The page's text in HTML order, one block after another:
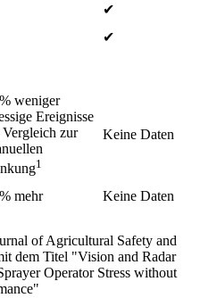
✔
✔
weniger
Ereignisse
zur
1
Keine Daten
mehr Keine Daten
of Agricultural Safety and
dem Titel "Vision and Radar
Operator Stress without